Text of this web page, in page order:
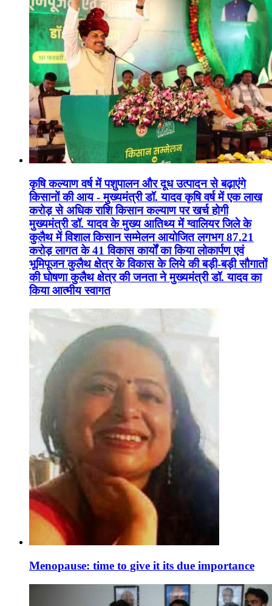
कृषि कल्याण वर्ष में पशुपालन और दूध उत्पादन से बढ़ाएंगे
किसानों की आय - मुख्यमंत्री डॉ. यादव कृषि वर्ष में एक लाख
करोड़ से अधिक राशि किसान कल्याण पर खर्च होगी
मुख्यमंत्री डॉ. यादव के मुख्य आतिथ्य में ग्वालियर जिले के
कुलैथ में विशाल किसान सम्मेलन आयोजित लगभग 87.21
करोड़ लागत के 41 विकास कार्यों का किया लोकार्पण एवं
भूमिपूजन कुलैथ क्षेत्र के विकास के लिये की बड़ी-बड़ी सौगातों
की घोषणा कुलैथ क्षेत्र की जनता ने मुख्यमंत्री डॉ. यादव का
किया आत्मीय स्वागत
Menopause: time to give it its due importance